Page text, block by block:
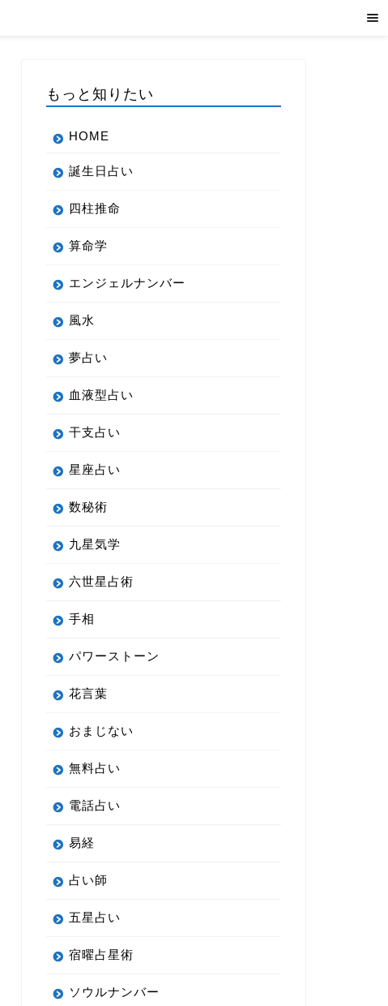
もっと知りたい
HOME
誕生日占い
四柱推命
算命学
エンジェルナンバー
風水
夢占い
血液型占い
干支占い
星座占い
数秘術
九星気学
六世星占術
手相
パワーストーン
花言葉
おまじない
無料占い
電話占い
易経
占い師
五星占い
宿曜占星術
ソウルナンバー